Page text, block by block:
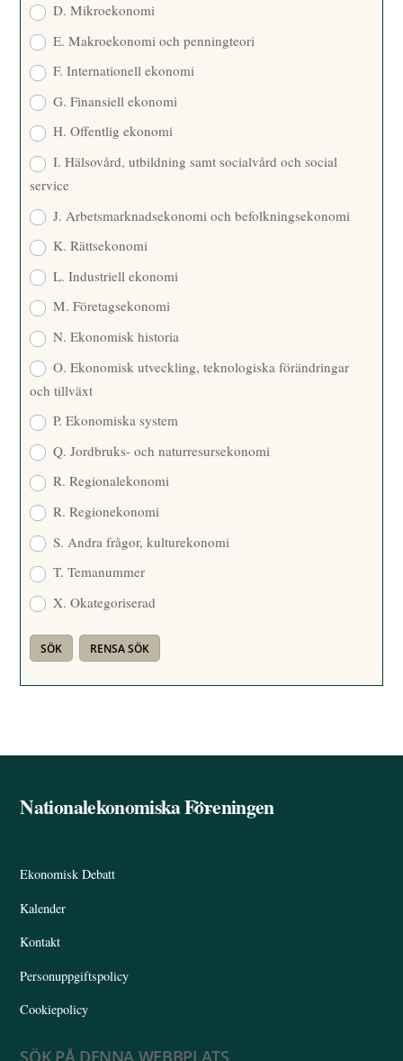
D. Mikroekonomi
E. Makroekonomi och penningteori
F. Internationell ekonomi
G. Finansiell ekonomi
H. Offentlig ekonomi
I. Hälsovård, utbildning samt socialvård och social
service
J. Arbetsmarknadsekonomi och befolkningsekonomi
K. Rättsekonomi
L. Industriell ekonomi
M. Företagsekonomi
N. Ekonomisk historia
O. Ekonomisk utveckling, teknologiska förändringar
och tillväxt
P. Ekonomiska system
Q. Jordbruks- och naturresursekonomi
R. Regionalekonomi
R. Regionekonomi
S. Andra frågor, kulturekonomi
T. Temanummer
X. Okategoriserad
Back
Nationalekonomiska Föreningen
Ekonomisk Debatt
Kalender
Kontakt
Personuppgiftspolicy
Cookiepolicy
SÖK PÅ DENNA WEBBPLATS